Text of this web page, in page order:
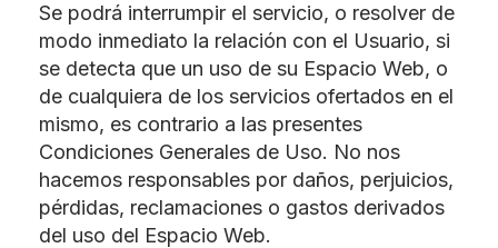
Se podrá interrumpir el servicio, o resolver de
modo inmediato la relación con el Usuario, si
se detecta que un uso de su Espacio Web, o
de cualquiera de los servicios ofertados en el
mismo, es contrario a las presentes
Condiciones Generales de Uso. No nos
hacemos responsables por daños, perjuicios,
pérdidas, reclamaciones o gastos derivados
del uso del Espacio Web.